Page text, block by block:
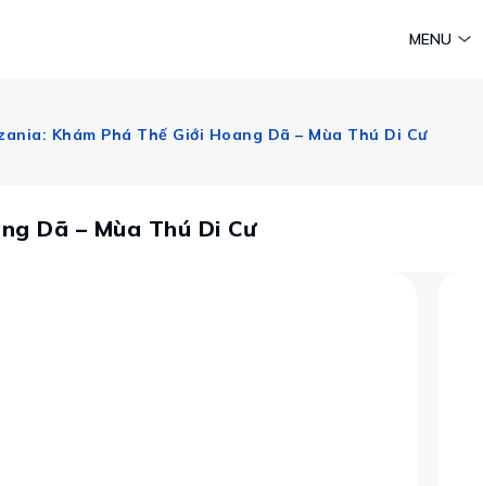
MENU
Hành trình Caravan
Khám Phá Thế Giới Hoang Dã – Mùa Thú Di Cư
Dã – Mùa Thú Di Cư